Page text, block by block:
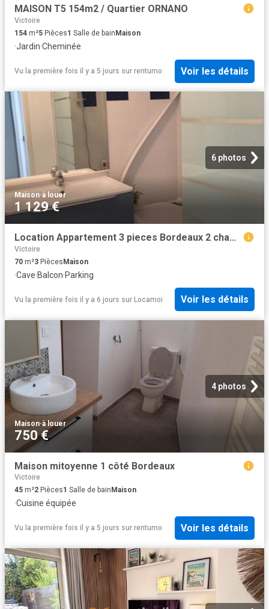
MAISON T5 154m2 / Quartier ORNANO
Victoire
154 m²5 Pièces1 Salle de bain Maison
·Jardin·Cheminée
Vu la première fois il y a 5 jours sur rentumo Voir les détails
6 photos
Maison·à louer
1 129 €
Location Appartement 3 pieces Bordeaux 2 chambres
Victoire
70 m²3 PiècesMaison
·Cave·Balcon·Parking
Vu la première fois il y a 6 jours sur Locamoi Voir les détails
4 photos
Maison·à louer
750 €
Maison mitoyenne 1 côté Bordeaux
Victoire
45 m²2 Pièces1 Salle de bain Maison
·Cuisine équipée
Vu la première fois il y a 5 jours sur rentumo Voir les détails